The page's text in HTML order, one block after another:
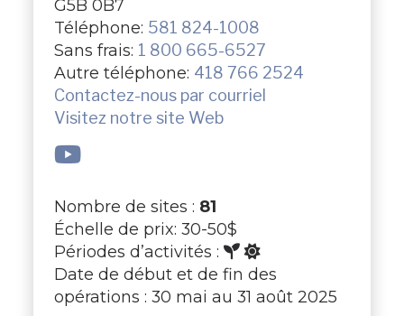
G5B 0B7
Téléphone: 581 824-1008
Sans frais: 1 800 665-6527
Autre téléphone: 418 766 2524
Contactez-nous par courriel
Visitez notre site Web
Nombre de sites : 81
Échelle de prix: 30-50$
Périodes d’activités :
Date de début et de fin des
opérations : 30 mai au 31 août 2025